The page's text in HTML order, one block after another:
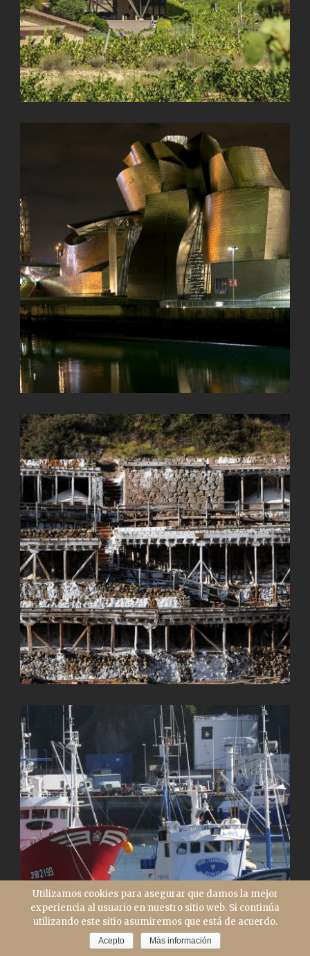
Utilizamos cookies para asegurar que damos la mejor
experiencia al usuario en nuestro sitio web. Si continúa
utilizando este sitio asumiremos que está de acuerdo.
Acepto Más información